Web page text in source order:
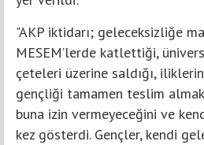
"AKP iktidarı; geleceksizliğe
MESEM’lerde katlettiği,
çeteleri üzerine saldığı,
gençliği tamamen teslim
buna izin vermeyeceğini ve
kez gösterdi. Gençler, kendi